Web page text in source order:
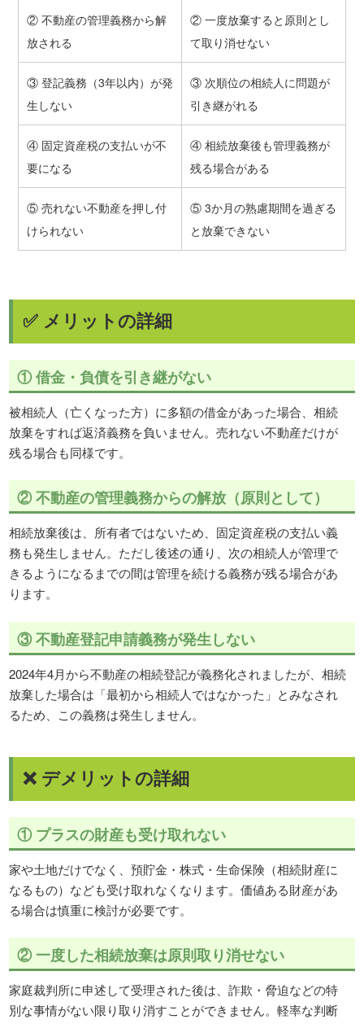
② 不動産の管理義務から解
放される
② 一度放棄すると原則とし
て取り消せない
③ 登記義務（3年以内）が発
生しない
③ 次順位の相続人に問題が
引き継がれる
④ 固定資産税の支払いが不
要になる
④ 相続放棄後も管理義務が
残る場合がある
⑤ 売れない不動産を押し付
けられない
⑤ 3か月の熟慮期間を過ぎる
と放棄できない
✅ メリットの詳細
① 借金・負債を引き継がない
被相続人（亡くなった方）に多額の借金があった場合、相続
放棄をすれば返済義務を負いません。売れない不動産だけが
残る場合も同様です。
② 不動産の管理義務からの解放（原則として）
相続放棄後は、所有者ではないため、固定資産税の支払い義
務も発生しません。ただし後述の通り、次の相続人が管理で
きるようになるまでの間は管理を続ける義務が残る場合があ
ります。
③ 不動産登記申請義務が発生しない
2024年4月から不動産の相続登記が義務化されましたが、相続
放棄した場合は「最初から相続人ではなかった」とみなされ
るため、この義務は発生しません。
❌ デメリットの詳細
① プラスの財産も受け取れない
家や土地だけでなく、預貯金・株式・生命保険（相続財産に
なるもの）なども受け取れなくなります。価値ある財産があ
る場合は慎重に検討が必要です。
② 一度した相続放棄は原則取り消せない
家庭裁判所に申述して受理された後は、詐欺・脅迫などの特
別な事情がない限り取り消すことができません。軽率な判断